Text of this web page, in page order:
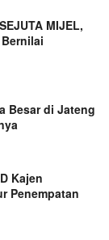
MIJEL,
Besar di Jateng
Kajen
Penempatan